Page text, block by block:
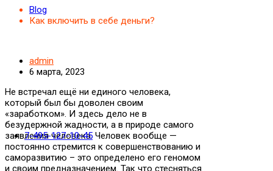
7-495-127-10-45
Blog
Как включить в себе деньги?
admin
6 марта, 2023
Не встречал ещё ни единого человека,
который был бы доволен своим
«заработком». И здесь дело не в
безудержной жадности, а в природе самого
заявления человека. Человек вообще —
постоянно стремится к совершенствованию и
саморазвитию – это определено его геномом
и своим предназначением. Так что стесняться